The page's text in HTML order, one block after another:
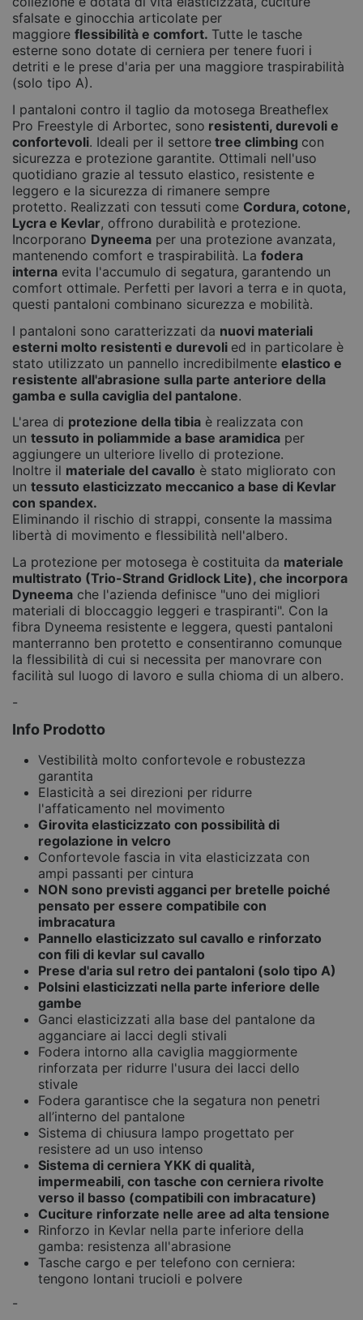
sfalsate e ginocchia articolate per
maggiore flessibilità e comfort. Tutte le tasche
esterne sono dotate di cerniera per tenere fuori i
detriti e le prese d'aria per una maggiore traspirabilità
(solo tipo A).
I pantaloni contro il taglio da motosega Breatheflex
Pro Freestyle di Arbortec, sono resistenti, durevoli e
confortevoli. Ideali per il settore tree climbing con
sicurezza e protezione garantite. Ottimali nell'uso
quotidiano grazie al tessuto elastico, resistente e
leggero e la sicurezza di rimanere sempre
protetto. Realizzati con tessuti come Cordura, cotone,
Lycra e Kevlar, offrono durabilità e protezione.
Incorporano Dyneema per una protezione avanzata,
mantenendo comfort e traspirabilità. La fodera
interna evita l'accumulo di segatura, garantendo un
comfort ottimale. Perfetti per lavori a terra e in quota,
questi pantaloni combinano sicurezza e mobilità.
I pantaloni sono caratterizzati da nuovi materiali
esterni molto resistenti e durevoli ed in particolare è
stato utilizzato un pannello incredibilmente elastico e
resistente all'abrasione sulla parte anteriore della
gamba e sulla caviglia del pantalone.
L'area di protezione della tibia è realizzata con
un tessuto in poliammide a base aramidica per
aggiungere un ulteriore livello di protezione.
Inoltre il materiale del cavallo è stato migliorato con
un tessuto elasticizzato meccanico a base di Kevlar
con spandex.
Eliminando il rischio di strappi, consente la massima
libertà di movimento e flessibilità nell'albero.
La protezione per motosega è costituita da materiale
multistrato (Trio-Strand Gridlock Lite), che incorpora
Dyneema che l'azienda definisce "uno dei migliori
materiali di bloccaggio leggeri e traspiranti". Con la
fibra Dyneema resistente e leggera, questi pantaloni
manterranno ben protetto e consentiranno comunque
la flessibilità di cui si necessita per manovrare con
facilità sul luogo di lavoro e sulla chioma di un albero.
-
Info Prodotto
Vestibilità molto confortevole e robustezza
garantita
Elasticità a sei direzioni per ridurre
l'affaticamento nel movimento
Girovita elasticizzato con possibilità di
regolazione in velcro
Confortevole fascia in vita elasticizzata con
ampi passanti per cintura
NON sono previsti agganci per bretelle poiché
pensato per essere compatibile con
imbracatura
Pannello elasticizzato sul cavallo e rinforzato
con fili di kevlar sul cavallo
Prese d'aria sul retro dei pantaloni (solo tipo A)
Polsini elasticizzati nella parte inferiore delle
gambe
Ganci elasticizzati alla base del pantalone da
agganciare ai lacci degli stivali
Fodera intorno alla caviglia maggiormente
rinforzata per ridurre l'usura dei lacci dello
stivale
Fodera garantisce che la segatura non penetri
all’interno del pantalone
Sistema di chiusura lampo progettato per
resistere ad un uso intenso
Sistema di cerniera YKK di qualità,
impermeabili, con tasche con cerniera rivolte
verso il basso (compatibili con imbracature)
Cuciture rinforzate nelle aree ad alta tensione
Rinforzo in Kevlar nella parte inferiore della
gamba: resistenza all'abrasione
Tasche cargo e per telefono con cerniera:
tengono lontani trucioli e polvere
-